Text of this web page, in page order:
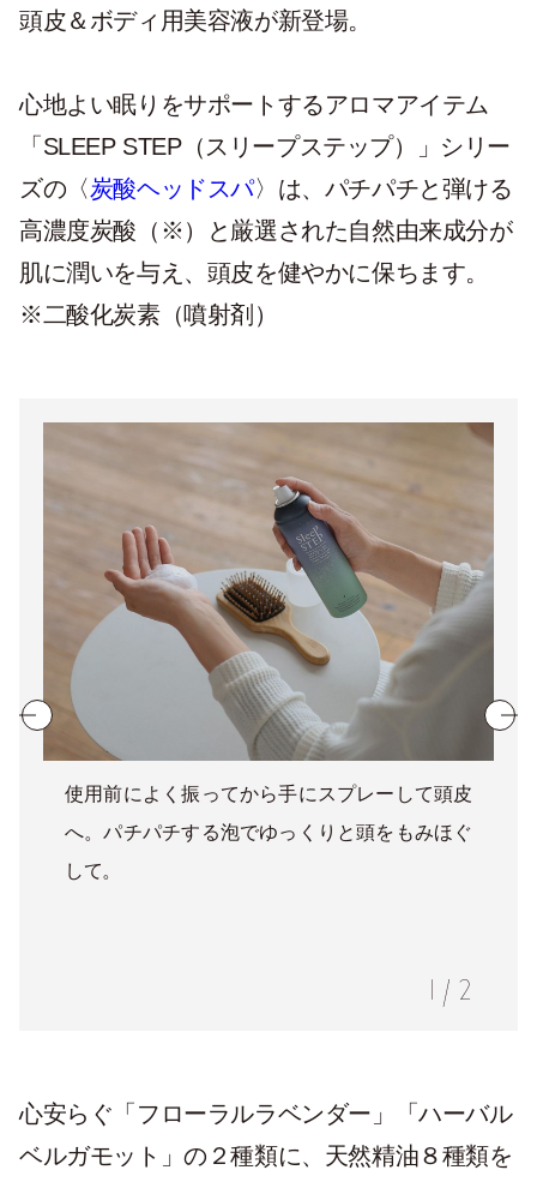
頭皮＆ボディ用美容液が新登場。
心地よい眠りをサポートするアロマアイテム
「SLEEP STEP（スリープステップ）」シリー
ズの〈炭酸ヘッドスパ〉は、パチパチと弾ける
高濃度炭酸（※）と厳選された自然由来成分が
肌に潤いを与え、頭皮を健やかに保ちます。
※二酸化炭素（噴射剤）
使用前によく振ってから手にスプレーして頭皮
へ。パチパチする泡でゆっくりと頭をもみほぐ
して。
1 / 2
心安らぐ「フローラルラベンダー」「ハーバル
ベルガモット」の２種類に、天然精油８種類を